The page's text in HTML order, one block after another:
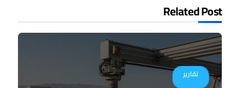
Related Post
تقارير